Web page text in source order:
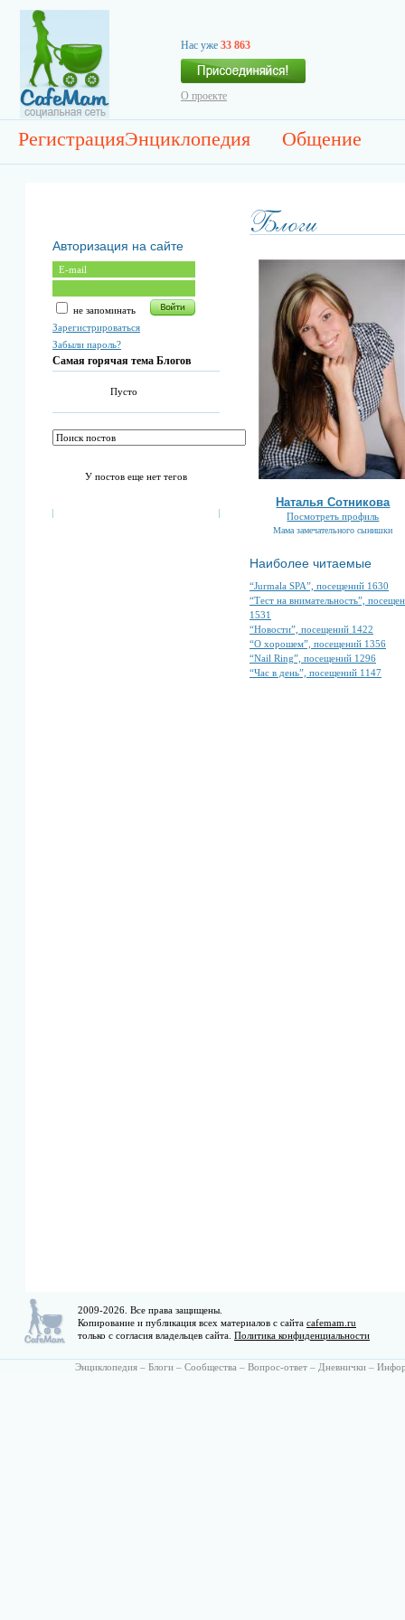
Нас уже 33 863
О проекте
РегистрацияЭнциклопедия Общение
Авторизация на сайте
не запоминать
Зарегистрироваться
Забыли пароль?
Самая горячая тема Блогов
Пусто
У постов еще нет тегов
Наталья Сотникова
Посмотреть профиль
Мама замечательного сынишки
Наиболее читаемые
“Jurmala SPA”, посещений 1630
“Тест на внимательность”,
1531
“Новости”, посещений 1422
“О хорошем”, посещений 1356
“Nail Ring”, посещений 1296
“Час в день”, посещений 1147
2009-2026. Все права защищены.
Копирование и публикация всех материалов с сайта cafemam.ru
только с согласия владельцев сайта. Политика конфиденциальности
Энциклопедия – Блоги – Сообщества – Вопрос-ответ – Дневнички –